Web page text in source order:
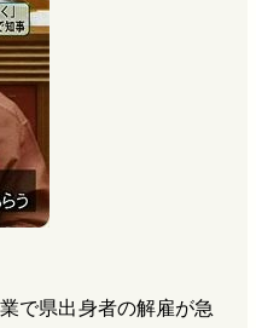
で県出身者の解雇が急